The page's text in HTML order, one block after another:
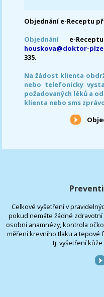
Objednání e-Receptu
Objednání e-Receptu
houskova@doktor-
335.
Na žádost klienta
nebo telefonicky
požadovaných léků a
klienta nebo sms
Celkové vyšetření v
pokud nemáte žádné
osobní anamnézy, kontrola
měření krevního tlaku a tepové
tj. vyšetření